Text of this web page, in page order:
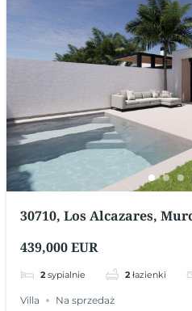
30710, Los Alcazares,
439,000 EUR
2 sypialnie 2 łazienki
Villa Na sprzedaż